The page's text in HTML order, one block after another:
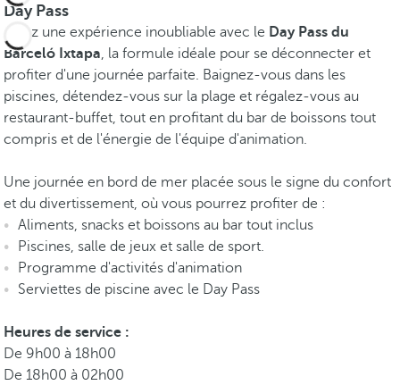
Day Pass
Vivez une expérience inoubliable avec le Day Pass du
Barceló Ixtapa , la formule idéale pour se déconnecter et
profiter d'une journée parfaite. Baignez-vous dans les
piscines, détendez-vous sur la plage et régalez-vous au
restaurant-buffet, tout en profitant du bar de boissons tout
compris et de l'énergie de l'équipe d'animation.
Une journée en bord de mer placée sous le signe du confort
et du divertissement, où vous pourrez profiter de :
Aliments, snacks et boissons au bar tout inclus
Piscines, salle de jeux et salle de sport.
Programme d'activités d'animation
Serviettes de piscine avec le Day Pass
Heures de service :
De 9h00 à 18h00
De 18h00 à 02h00